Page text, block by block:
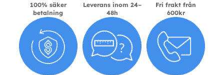
100% säker
betalning
Leverans inom 24–
48h
Fri frakt från
600kr